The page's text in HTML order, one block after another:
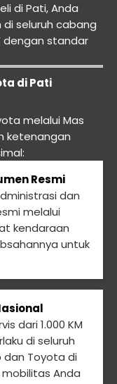
di Pati, Anda
seluruh cabang
dengan standar
di Pati
melalui Mas
ketenangan
Resmi
dan
melalui
kendaraan
untuk
dari 1.000 KM
di seluruh
dan Toyota di
Anda